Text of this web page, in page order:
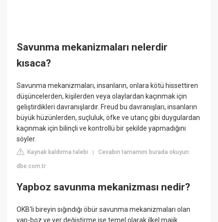
Savunma mekanizmaları nelerdir
kısaca?
Savunma mekanizmaları, insanların, onlara kötü hissettiren
düşüncelerden, kişilerden veya olaylardan kaçınmak için
geliştirdikleri davranışlardır. Freud bu davranışları, insanların
büyük hüzünlerden, suçluluk, öfke ve utanç gibi duygulardan
kaçınmak için bilinçli ve kontrollü bir şekilde yapmadığını
söyler.
Kaynak kaldırma talebi |Cevabın tamamını burada okuyun:
dbe.com.tr
Yapboz savunma mekanizması nedir?
OKB'li bireyin sığındığı öbür savunma mekanizmaları olan
yap-boz ve yer değiştirme ise temel olarak ilkel majik